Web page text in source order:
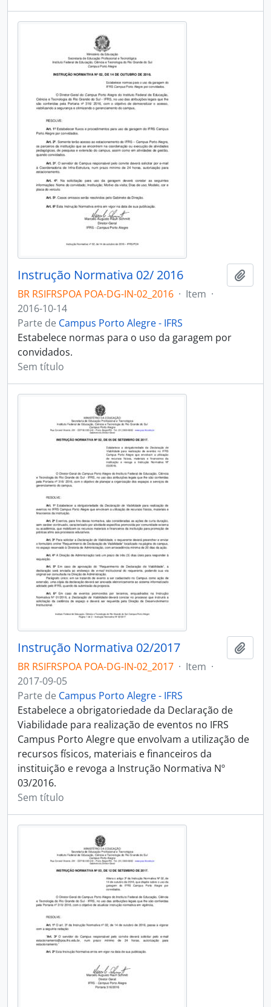
Instrução Normativa 02/ 2016
BR RSIFRSPOA POA-DG-IN-02_2016 · Item ·
2016-10-14
Parte de Campus Porto Alegre - IFRS
Estabelece normas para o uso da garagem por
convidados.
Sem título
Instrução Normativa 02/2017
BR RSIFRSPOA POA-DG-IN-02_2017 · Item ·
2017-09-05
Parte de Campus Porto Alegre - IFRS
Estabelece a obrigatoriedade da Declaração de
Viabilidade para realização de eventos no IFRS
Campus Porto Alegre que envolvam a utilização de
recursos físicos, materiais e financeiros da
instituição e revoga a Instrução Normativa Nº
03/2016.
Sem título